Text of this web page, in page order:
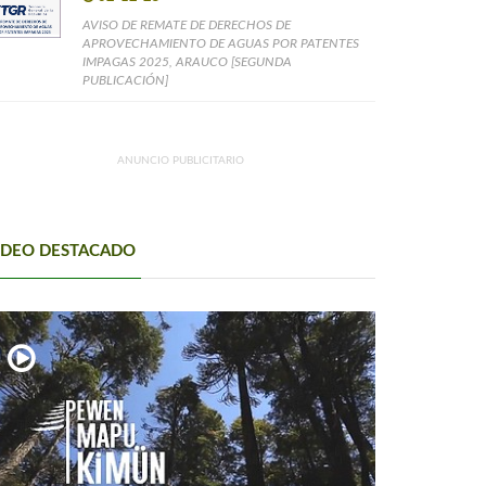
AVISO DE REMATE DE DERECHOS DE
APROVECHAMIENTO DE AGUAS POR PATENTES
IMPAGAS 2025, ARAUCO [SEGUNDA
PUBLICACIÓN]
ANUNCIO PUBLICITARIO
DESTACADO